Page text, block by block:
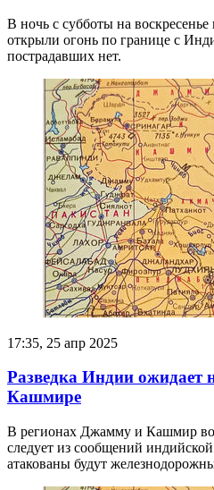
В ночь с субботы на
открыли огонь по границе с
пострадавших нет.
17:35, 25 апр 2025
Разведка Индии ожидает
Кашмире
В регионах Джамму и Кашмир
следует из сообщений
атакованы будут